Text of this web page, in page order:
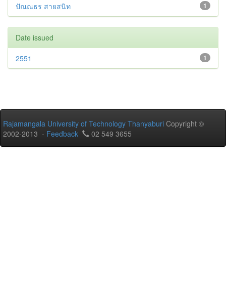
1
ปัณณธร สายสนิท
Date issued
1
2551
Rajamangala University of Technology Thanyaburi Copyright ©
2002-2013 - Feedback 02 549 3655